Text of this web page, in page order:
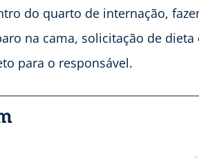
do quarto de internação,
na cama, solicitação de
para o responsável.